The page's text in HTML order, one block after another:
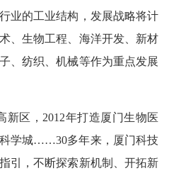
业的工业结构，发展战略将计
、生物工程、海洋开发、新材
、纺织、机械等作为重点发展
区，2012年打造厦门生物医
学城……30多年来，厦门科技
引，不断探索新机制、开拓新